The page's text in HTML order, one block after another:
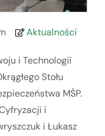
Aktualności
i Technologii
Stołu
MŚP.
i
i Łukasz